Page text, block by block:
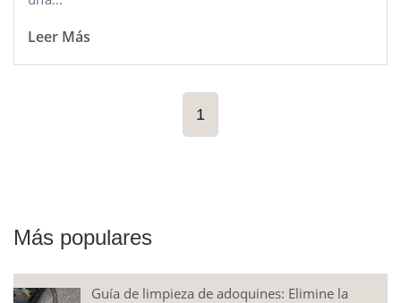
Leer Más
1
Más populares
Guía de limpieza de adoquines: Elimine la